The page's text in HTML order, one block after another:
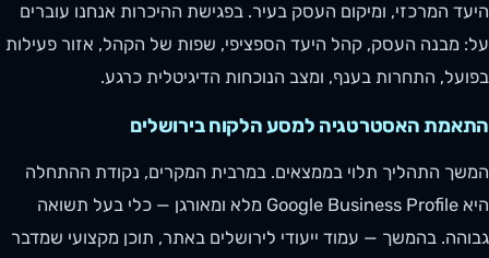
היעד המרכזי, ומיקום העסק בעיר. בפגישת ההיכרות אנחנו עוברים
על: מבנה העסק, קהל היעד הספציפי, שפות של הקהל, אזור פעילות
בפועל, התחרות בענף, ומצב הנוכחות הדיגיטלית כרגע.
התאמת האסטרטגיה למסע הלקוח בירושלים
המשך התהליך תלוי בממצאים. במרבית המקרים, נקודת ההתחלה
היא Google Business Profile מלא ומאורגן — כלי בעל תשואה
גבוהה. בהמשך — עמוד ייעודי לירושלים באתר, תוכן מקצועי שמדבר